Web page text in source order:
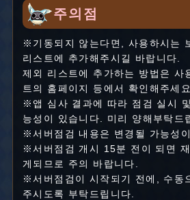
주의점
※기동되지 않는다면, 사용하시는
리스트에 추가해주시길 바랍니다.
제외 리스트에 추가하는 방법은 사
트의 홈페이지 등에서 확인해주세요.
※앱 심사 결과에 따라 점검 실시
능성이 있습니다. 미리 양해부탁드
※서버점검 내용은 변경될 가능성
※서버점검 개시 15분 전이 되면
게되므로 주의 바랍니다.
※서버점검이 시작되기 전에, 수동
주시도록 부탁드립니다.